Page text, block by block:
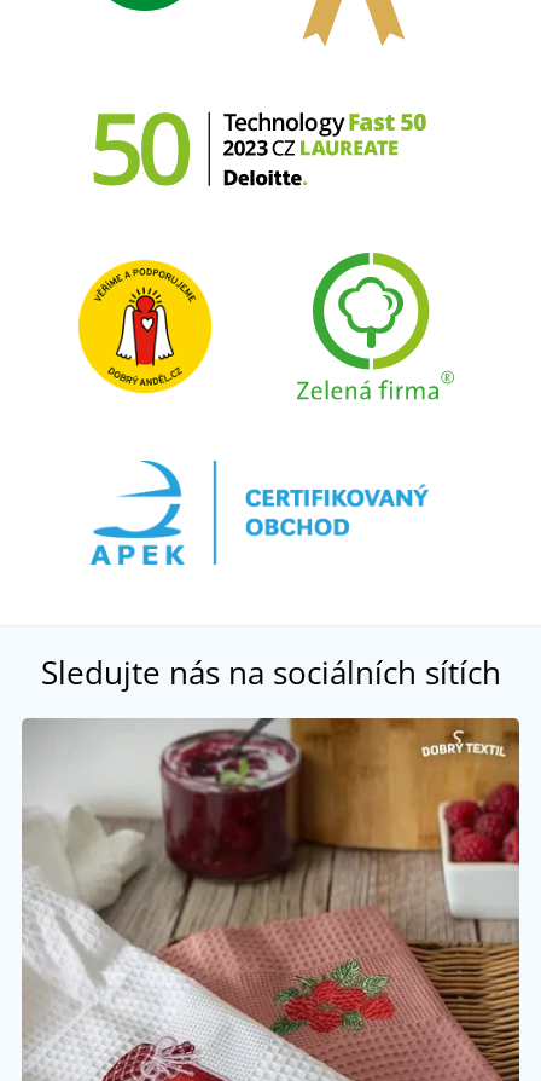
Sledujte nás na sociálních sítích